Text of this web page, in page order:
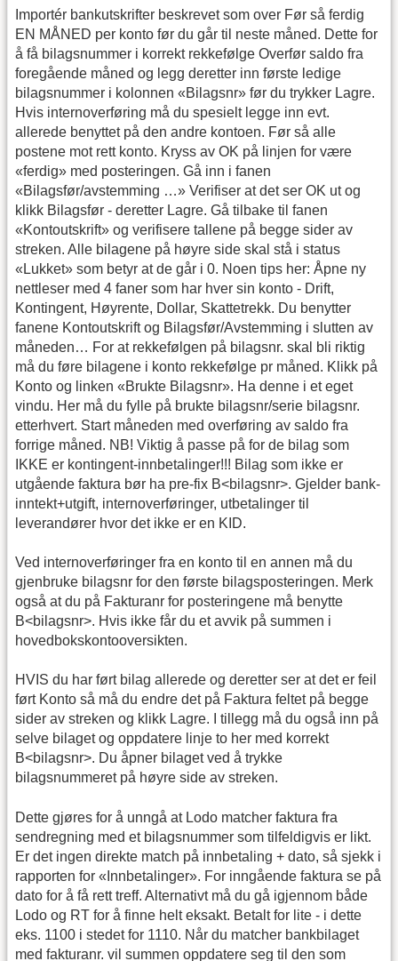
Importér bankutskrifter beskrevet som over Før så ferdig
EN MÅNED per konto før du går til neste måned. Dette for
å få bilagsnummer i korrekt rekkefølge Overfør saldo fra
foregående måned og legg deretter inn første ledige
bilagsnummer i kolonnen «Bilagsnr» før du trykker Lagre.
Hvis internoverføring må du spesielt legge inn evt.
allerede benyttet på den andre kontoen. Før så alle
postene mot rett konto. Kryss av OK på linjen for være
«ferdig» med posteringen. Gå inn i fanen
«Bilagsfør/avstemming …» Verifiser at det ser OK ut og
klikk Bilagsfør - deretter Lagre. Gå tilbake til fanen
«Kontoutskrift» og verifisere tallene på begge sider av
streken. Alle bilagene på høyre side skal stå i status
«Lukket» som betyr at de går i 0. Noen tips her: Åpne ny
nettleser med 4 faner som har hver sin konto - Drift,
Kontingent, Høyrente, Dollar, Skattetrekk. Du benytter
fanene Kontoutskrift og Bilagsfør/Avstemming i slutten av
måneden… For at rekkefølgen på bilagsnr. skal bli riktig
må du føre bilagene i konto rekkefølge pr måned. Klikk på
Konto og linken «Brukte Bilagsnr». Ha denne i et eget
vindu. Her må du fylle på brukte bilagsnr/serie bilagsnr.
etterhvert. Start måneden med overføring av saldo fra
forrige måned. NB! Viktig å passe på for de bilag som
IKKE er kontingent-innbetalinger!!! Bilag som ikke er
utgående faktura bør ha pre-fix B<bilagsnr>. Gjelder bank-
inntekt+utgift, internoverføringer, utbetalinger til
leverandører hvor det ikke er en KID.
Ved internoverføringer fra en konto til en annen må du
gjenbruke bilagsnr for den første bilagsposteringen. Merk
også at du på Fakturanr for posteringene må benytte
B<bilagsnr>. Hvis ikke får du et avvik på summen i
hovedbokskontooversikten.
HVIS du har ført bilag allerede og deretter ser at det er feil
ført Konto så må du endre det på Faktura feltet på begge
sider av streken og klikk Lagre. I tillegg må du også inn på
selve bilaget og oppdatere linje to her med korrekt
B<bilagsnr>. Du åpner bilaget ved å trykke
bilagsnummeret på høyre side av streken.
Dette gjøres for å unngå at Lodo matcher faktura fra
sendregning med et bilagsnummer som tilfeldigvis er likt.
Er det ingen direkte match på innbetaling + dato, så sjekk i
rapporten for «Innbetalinger». For inngående faktura se på
dato for å få rett treff. Alternativt må du gå igjennom både
Lodo og RT for å finne helt eksakt. Betalt for lite - i dette
eks. 1100 i stedet for 1110. Når du matcher bankbilaget
med fakturanr. vil summen oppdatere seg til den som